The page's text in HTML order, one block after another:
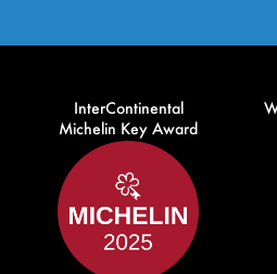
InterContinental
Michelin Key Award